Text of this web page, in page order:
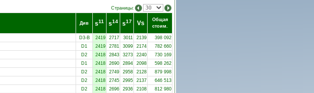
Страницы:
Див s11 s14 s17 Vs
Общая
стоим.
D3-B 2419 2717 3011 2139
398 092
D1 2419 2781 3099 2174
782 660
D2 2418 2843 3273 2240
730 169
D1 2418 2690 2894 2098
598 262
D2 2418 2749 2958 2128
879 998
D2 2418 2745 2995 2137
646 513
D2 2418 2696 2936 2108
812 980